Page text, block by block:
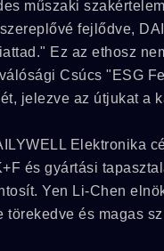
műszaki
fejlődve,
Ez az ethosz
Csúcs "ESG
jelezve az útjukat a
Elektronika
és gyártási
Yen Li-Chen
törekedve és magas